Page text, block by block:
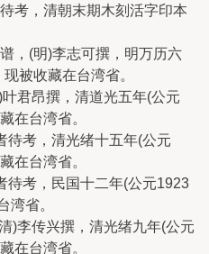
考，清朝末期木刻活字印本
，(明)李志可撰，明万历六
被收藏在台湾省。
君昂撰，清道光五年(公元
在台湾省。
待考，清光绪十五年(公元
在台湾省。
待考，民国十二年(公元1923
湾省。
)李传兴撰，清光绪九年(公元
在台湾省。